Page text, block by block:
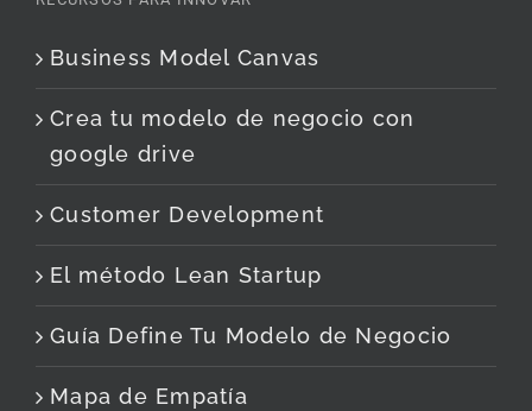
Business Model Canvas
Crea tu modelo de negocio con
google drive
Customer Development
El método Lean Startup
Guía Define Tu Modelo de Negocio
Mapa de Empatía